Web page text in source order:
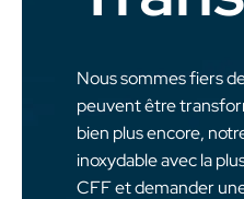
Nous sommes fiers
peuvent être
bien plus encore,
inoxydable avec la
CFF et demander